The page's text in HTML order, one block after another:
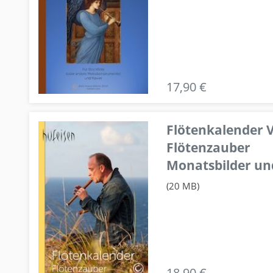
17,90 €
Flötenkalender
Flötenzauber
Monatsbilder
(20 MB)